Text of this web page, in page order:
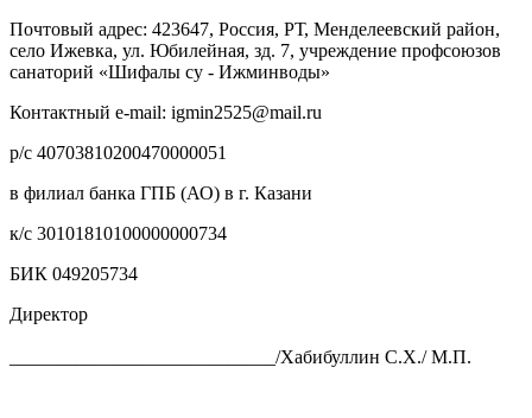
Почтовый адрес: 423647, Россия, РТ, Менделеевский район,
село Ижевка, ул. Юбилейная, зд. 7, учреждение профсоюзов
санаторий «Шифалы су - Ижминводы»
Контактный e-mail: igmin2525@mail.ru
р/с 40703810200470000051
в филиал банка ГПБ (АО) в г. Казани
к/с 30101810100000000734
БИК 049205734
Директор
____________________________/Хабибуллин С.Х./ М.П.